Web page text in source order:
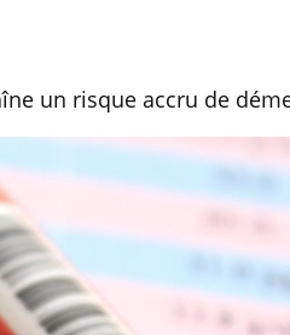
un risque accru de